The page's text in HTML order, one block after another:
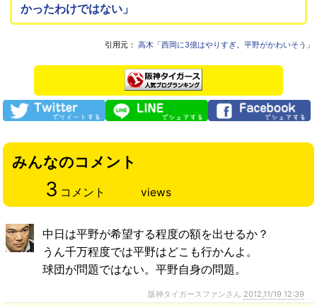
かったわけではない」
引用元： 高木「西岡に3億はやりすぎ。平野がかわいそう」
みんなのコメント
3 コメント views
中日は平野が希望する程度の額を出せるか？
うん千万程度では平野はどこも行かんよ。
球団が問題ではない。平野自身の問題。
阪神タイガースファンさん 2012,11/19 12:39